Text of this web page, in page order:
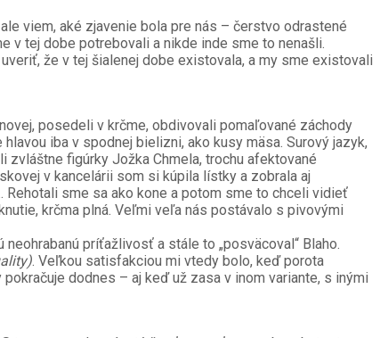
viem, aké zjavenie bola pre nás – čerstvo odrastené
v tej dobe potrebovali a nikde inde sme to nenašli.
že v tej šialenej dobe existovala, a my sme existovali
posedeli v krčme, obdivovali pomaľované záchody
iba v spodnej bielizni, ako kusy mäsa. Surový jazyk,
zvláštne figúrky Jožka Chmela, trochu afektované
v kancelárii som si kúpila lístky a zobrala aj
sme sa ako kone a potom sme to chceli vidieť
krčma plná. Veľmi veľa nás postávalo s pivovými
príťažlivosť a stále to „posväcoval“ Blaho.
. Veľkou satisfakciou mi vtedy bolo, keď porota
dodnes – aj keď už zasa v inom variante, s inými